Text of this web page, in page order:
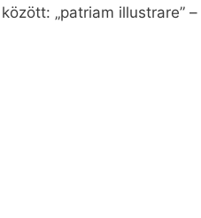
„patriam illustrare” –